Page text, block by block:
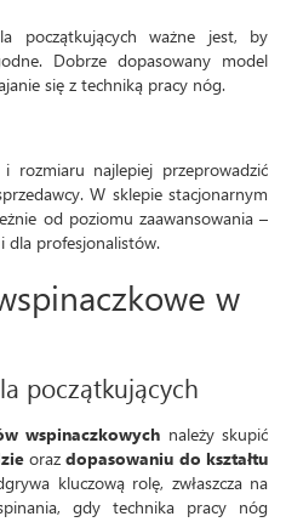
początkujących ważne jest, by
Dobrze dopasowany model
się z techniką pracy nóg.
rozmiaru najlepiej przeprowadzić
W sklepie stacjonarnym
od poziomu zaawansowania –
dla profesjonalistów.
w
początkujących
wspinaczkowych należy skupić
orazdopasowaniu do kształtu
kluczową rolę, zwłaszcza na
gdy technika pracy nóg